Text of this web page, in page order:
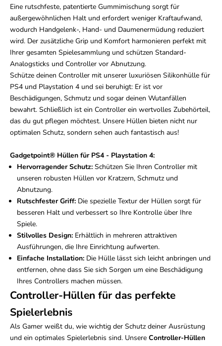
Eine rutschfeste, patentierte Gummimischung sorgt für
außergewöhnlichen Halt und erfordert weniger Kraftaufwand,
wodurch Handgelenk-, Hand- und Daumenermüdung reduziert
wird. Der zusätzliche Grip und Komfort harmonieren perfekt mit
Ihrer gesamten Spielesammlung und schützen Standard-
Analogsticks und Controller vor Abnutzung.
Schütze deinen Controller mit unserer luxuriösen Silikonhülle für
PS4 und Playstation 4 und sei beruhigt: Er ist vor
Beschädigungen, Schmutz und sogar deinen Wutanfällen
bewahrt. Schließlich ist ein Controller ein wertvolles Zubehörteil,
das du gut pflegen möchtest. Unsere Hüllen bieten nicht nur
optimalen Schutz, sondern sehen auch fantastisch aus!
Gadgetpoint® Hüllen für PS4 - Playstation 4:
Hervorragender Schutz: Schützen Sie Ihren Controller mit
unseren robusten Hüllen vor Kratzern, Schmutz und
Abnutzung.
Rutschfester Griff: Die spezielle Textur der Hüllen sorgt für
besseren Halt und verbessert so Ihre Kontrolle über Ihre
Spiele.
Stilvolles Design: Erhältlich in mehreren attraktiven
Ausführungen, die Ihre Einrichtung aufwerten.
Einfache Installation: Die Hülle lässt sich leicht anbringen und
entfernen, ohne dass Sie sich Sorgen um eine Beschädigung
Ihres Controllers machen müssen.
Controller-Hüllen für das perfekte
Spielerlebnis
Als Gamer weißt du, wie wichtig der Schutz deiner Ausrüstung
und ein optimales Spielerlebnis sind. Unsere Controller-Hüllen